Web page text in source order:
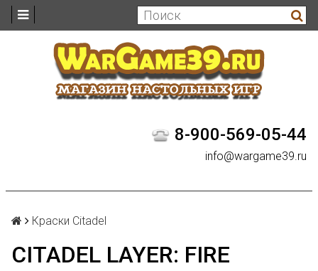
8-900-569-05-44
info@wargame39.ru
Краски Citadel
CITADEL LAYER: FIRE